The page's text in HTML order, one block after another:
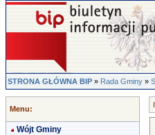
STRONA GŁÓWNA BIP»Rada Gminy»
Menu:
Wójt Gminy